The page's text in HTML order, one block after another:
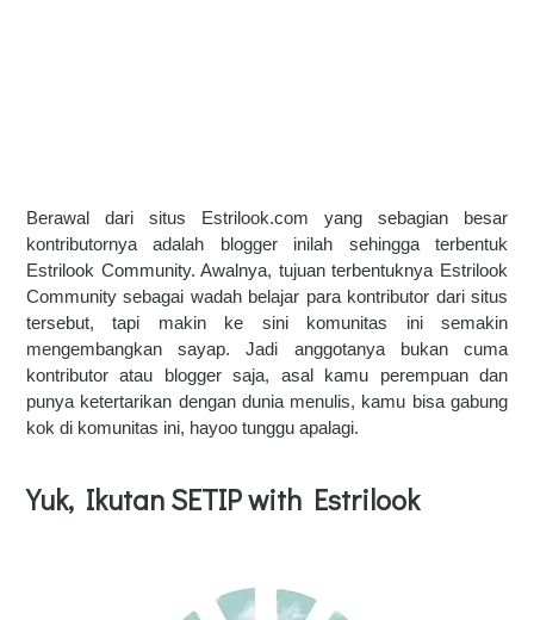
Berawal dari situs Estrilook.com yang sebagian besar
kontributornya adalah blogger inilah sehingga terbentuk
Estrilook Community. Awalnya, tujuan terbentuknya Estrilook
Community sebagai wadah belajar para kontributor dari situs
tersebut, tapi makin ke sini komunitas ini semakin
mengembangkan sayap. Jadi anggotanya bukan cuma
kontributor atau blogger saja, asal kamu perempuan dan
punya ketertarikan dengan dunia menulis, kamu bisa gabung
kok di komunitas ini, hayoo tunggu apalagi.
Yuk, Ikutan SETIP with Estrilook